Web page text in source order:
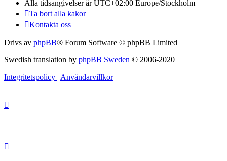
Alla tidsangivelser är UTC+02:00 Europe/Stockholm
Ta bort alla kakor
Kontakta oss
Drivs av phpBB® Forum Software © phpBB Limited
Swedish translation by phpBB Sweden © 2006-2020
Integritetspolicy | Användarvillkor